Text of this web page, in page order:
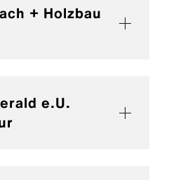
+ Holzbau
e.U.